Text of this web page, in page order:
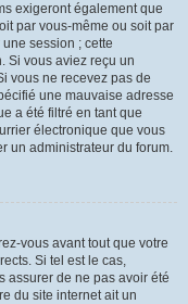
exigeront également que
par vous-même ou soit par
session ; cette
Si vous aviez reçu un
vous ne recevez pas de
une mauvaise adresse
a été filtré en tant que
électronique que vous
un administrateur du forum.
vous avant tout que votre
Si tel est le cas,
assurer de ne pas avoir été
du site internet ait un